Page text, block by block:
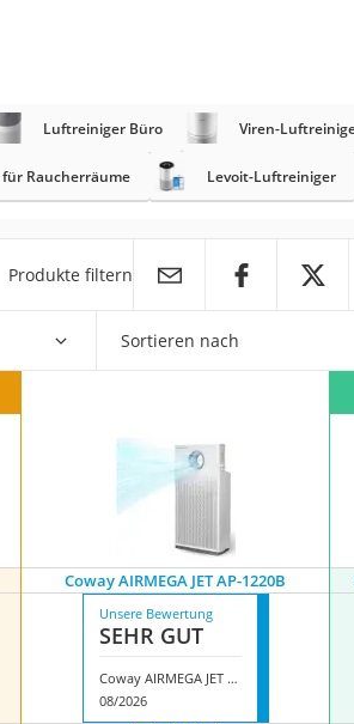
Luftreiniger Büro Viren-
Raucherräume Levoit-Luftreiniger
Produkte filtern
Sortieren nach
Coway AIRMEGA JET AP-1220B
Unsere Bewertung
SEHR GUT
Coway AIRMEGA JET AP-1220B
08/2026